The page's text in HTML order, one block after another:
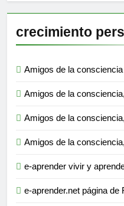
crecimiento
Amigos de la consciencia
Amigos de la
Amigos de la
Amigos de la
e-aprender vivir y
e-aprender.net página de